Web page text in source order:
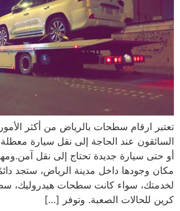
تعتبر ارقام سطحات بالرياض من أكثر
السائقون عند الحاجة إلى نقل سيارة
أو حتى سيارة جديدة تحتاج إلى نقل
مكان وجودها داخل مدينة الرياض، ستجد
لخدمتك، سواء كانت سطحات هيدروليك،
كرين للحالات الصعبة. وتوفر […]